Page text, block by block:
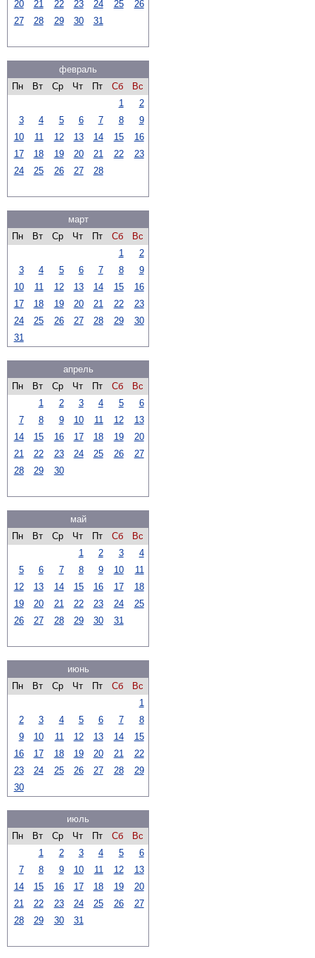
20 21 22 23 24 25
26
27
28 29 30 31
февраль
Пн
Вт Ср Чт Пт Сб
Вс
1
2
3
4 5 6 7 8
9
10
11 12 13 14 15
16
17
18 19 20 21 22
23
24
25 26 27 28
март
Пн
Вт Ср Чт Пт Сб
Вс
1
2
3
4 5 6 7 8
9
10
11 12 13 14 15
16
17
18 19 20 21 22
23
24
25 26 27 28 29
30
31
апрель
Пн
Вт Ср Чт Пт Сб
Вс
1
2 3 4 5
6
7
8 9 10 11 12
13
14
15 16 17 18 19
20
21
22 23 24 25 26
27
28
29 30
май
Пн
Вт Ср Чт Пт Сб
Вс
1
2 3
4
5
6 7 8 9 10
11
12
13 14 15 16 17
18
19
20 21 22 23 24
25
26
27 28 29 30 31
июнь
Пн
Вт Ср Чт Пт Сб
Вс
1
2
3 4 5 6 7
8
9
10 11 12 13 14
15
16
17 18 19 20 21
22
23
24 25 26 27 28
29
30
июль
Пн
Вт Ср Чт Пт Сб
Вс
1
2 3 4 5
6
7
8 9 10 11 12
13
14
15 16 17 18 19
20
21
22 23 24 25 26
27
28
29 30 31